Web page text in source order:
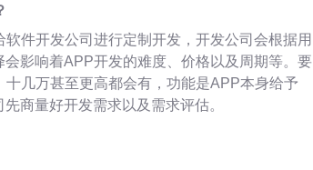
件开发公司进行定制开发，开发公司会根据用
影响着APP开发的难度、价格以及周期等。要
几万甚至更高都会有，功能是APP本身给予
商量好开发需求以及需求评估。